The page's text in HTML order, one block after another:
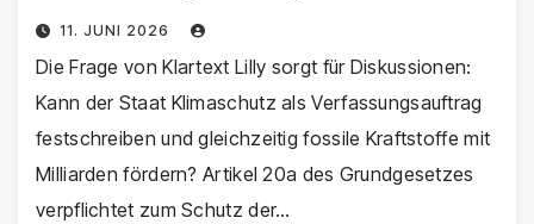
11. JUNI 2026
Die Frage von Klartext Lilly sorgt für Diskussionen:
Kann der Staat Klimaschutz als Verfassungsauftrag
festschreiben und gleichzeitig fossile Kraftstoffe mit
Milliarden fördern? Artikel 20a des Grundgesetzes
verpflichtet zum Schutz der…